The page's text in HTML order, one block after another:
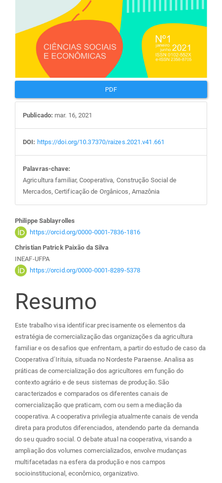
PDF
Publicado: mar. 16, 2021
DOI: https://doi.org/10.37370/raizes.2021.v41.661
Palavras-chave:
Agricultura familiar, Cooperativa, Construção Social de
Mercados, Certificação de Orgânicos, Amazônia
Conteúdo
do
artigo
principal
Philippe Sablayrolles
https://orcid.org/0000-0001-7836-1816
Christian Patrick Paixão da Silva
INEAF-UFPA
https://orcid.org/0000-0001-8289-5378
Resumo
Este trabalho visa identificar precisamente os elementos da
estratégia de comercialização das organizações da agricultura
familiar e os desafios que enfrentam, a partir do estudo de caso da
Cooperativa d´Irituia, situada no Nordeste Paraense. Analisa as
práticas de comercialização dos agricultores em função do
contexto agrário e de seus sistemas de produção. São
caracterizados e comparados os diferentes canais de
comercialização que praticam, com ou sem a mediação da
cooperativa. A cooperativa privilegia atualmente canais de venda
direta para produtos diferenciados, atendendo parte da demanda
do seu quadro social. O debate atual na cooperativa, visando a
ampliação dos volumes comercializados, envolve mudanças
multifacetadas na esfera da produção e nos campos
socioinstitucional, econômico, organizativo.